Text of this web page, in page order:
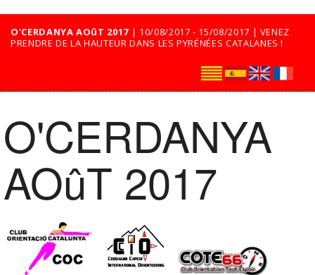
O'CERDANYA AOûT 2017 | 10/08/2017 - 15/08/2017 | VENEZ
PRENDRE DE LA HAUTEUR DANS LES PYRÉNÉES CATALANES !
O'CERDANYA
AOûT 2017